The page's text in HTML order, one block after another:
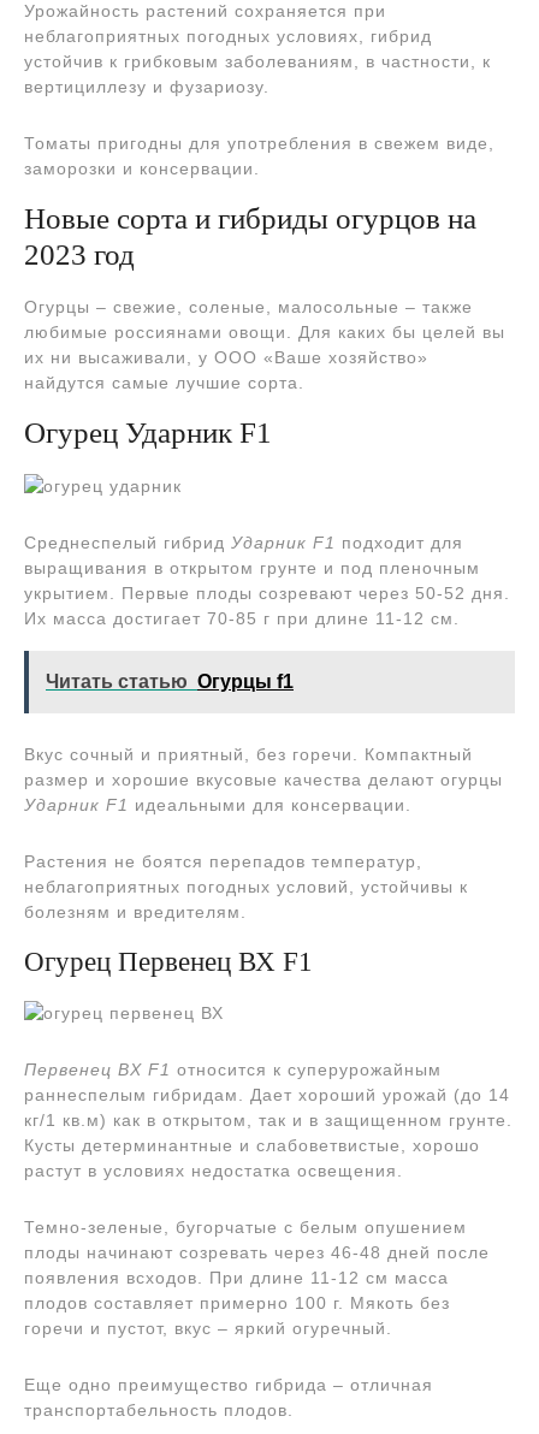
Урожайность растений сохраняется при
неблагоприятных погодных условиях, гибрид
устойчив к грибковым заболеваниям, в частности, к
вертициллезу и фузариозу.
Томаты пригодны для употребления в свежем виде,
заморозки и консервации.
Новые сорта и гибриды огурцов на
2023 год
Огурцы – свежие, соленые, малосольные – также
любимые россиянами овощи. Для каких бы целей вы
их ни высаживали, у ООО «Ваше хозяйство»
найдутся самые лучшие сорта.
Огурец Ударник F1
Среднеспелый гибрид Ударник F1 подходит для
выращивания в открытом грунте и под пленочным
укрытием. Первые плоды созревают через 50-52 дня.
Их масса достигает 70-85 г при длине 11-12 см.
Читать статью Огурцы f1
Вкус сочный и приятный, без горечи. Компактный
размер и хорошие вкусовые качества делают огурцы
Ударник F1 идеальными для консервации.
Растения не боятся перепадов температур,
неблагоприятных погодных условий, устойчивы к
болезням и вредителям.
Огурец Первенец ВХ F1
Первенец ВХ F1 относится к суперурожайным
раннеспелым гибридам. Дает хороший урожай (до 14
кг/1 кв.м) как в открытом, так и в защищенном грунте.
Кусты детерминантные и слабоветвистые, хорошо
растут в условиях недостатка освещения.
Темно-зеленые, бугорчатые с белым опушением
плоды начинают созревать через 46-48 дней после
появления всходов. При длине 11-12 см масса
плодов составляет примерно 100 г. Мякоть без
горечи и пустот, вкус – яркий огуречный.
Еще одно преимущество гибрида – отличная
транспортабельность плодов.